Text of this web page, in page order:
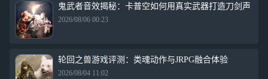
鬼武者音效揭秘：卡普空如何用真实武器打造刀剑声
2026/08/06 00:23
轮回之兽游戏评测：类魂动作与JRPG融合体验
2026/08/04 11:02